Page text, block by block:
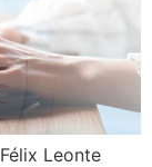
Leonte